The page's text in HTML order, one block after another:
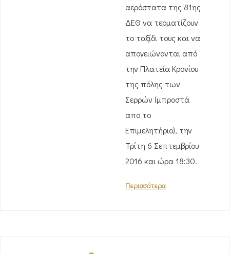
αερόστατα της 81ης
ΔΕΘ να τερματίζουν
το ταξίδι τους και να
απογειώνονται από
την Πλατεία Κρονίου
της πόλης των
Σερρών (μπροστά
απο το
Επιμελητήριο), την
Τρίτη 6 Σεπτεμβρίου
2016 και ώρα 18:30.
Περισσότερα